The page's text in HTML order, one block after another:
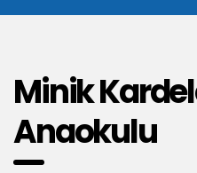
Minik
Anaokulu